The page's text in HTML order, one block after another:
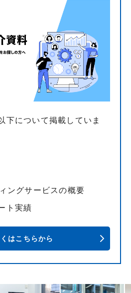
下について掲載していま
ングサービスの概要
ト実績
はこちらから